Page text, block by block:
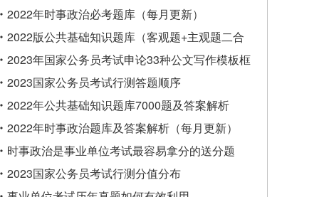
一次进入后可接续做题？
2022年时事政治必考题库（每月更新）
2022版公共基础知识题库（客观题+主观题二合
一）
2023年国家公务员考试申论33种公文写作模板框
架
2023国家公务员考试行测答题顺序
2022年公共基础知识题库7000题及答案解析
2022年时事政治题库及答案解析（每月更新）
时事政治是事业单位考试最容易拿分的送分题
2023国家公务员考试行测分值分布